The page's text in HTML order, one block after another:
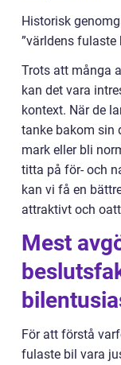
Historisk
”världens fulaste
Trots att många
kan det vara
kontext. När de
tanke bakom sin
mark eller bli
titta på för- och
kan vi få en
attraktivt och
Mest
För att förstå
fulaste bil vara